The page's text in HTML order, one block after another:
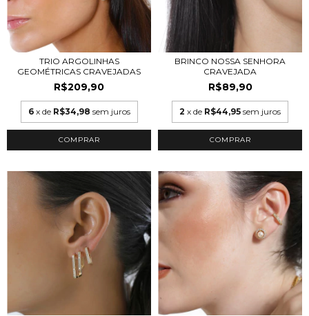
TRIO ARGOLINHAS
GEOMÉTRICAS CRAVEJADAS
R$209,90
6 x de R$34,98 sem juros
COMPRAR
BRINCO NOSSA SENHORA
CRAVEJADA
R$89,90
2 x de R$44,95 sem juros
COMPRAR